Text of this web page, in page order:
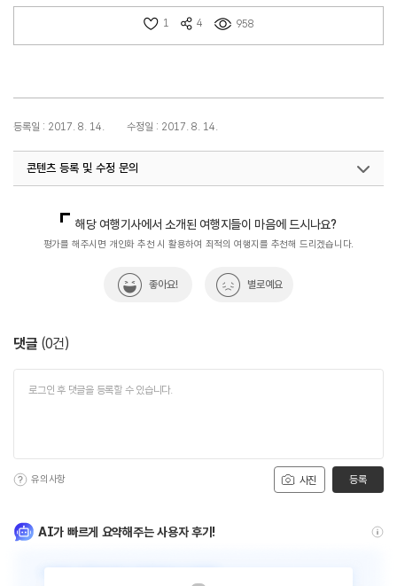
1 4 958
등록일 : 2017. 8. 14. 수정일 : 2017. 8. 14.
콘텐츠 등록 및 수정 문의
해당 여행기사에서 소개된 여행지들이 마음에 드시나요?
평가를 해주시면 개인화 추천 시 활용하여 최적의 여행지를 추천해 드리겠습니다.
좋아요! 별로예요
댓글 (0건)
사진
유의사항 등록
AI가 빠르게 요약해주는 사용자 후기!